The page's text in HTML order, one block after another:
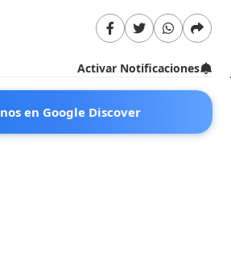
Activar Notificaciones
en Google Discover